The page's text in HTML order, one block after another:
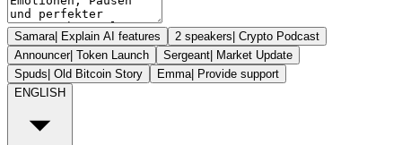
Samara| Explain AI features 2 speakers| Crypto Podcast
Announcer| Token Launch Sergeant| Market Update
Spuds| Old Bitcoin Story Emma| Provide support
ENGLISH